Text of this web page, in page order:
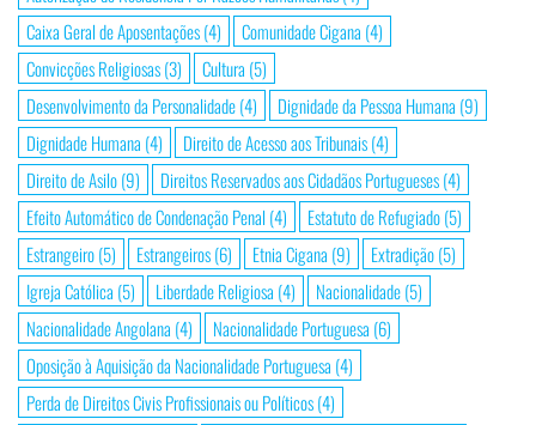
Caixa Geral de Aposentações(4) Comunidade Cigana (4)
Convicções Religiosas(3) Cultura (5)
Desenvolvimento da Personalidade(4) Dignidade da Pessoa Humana (9)
Dignidade Humana (4) Direito de Acesso aos Tribunais(4)
Direito de Asilo(9) Direitos Reservados aos Cidadãos Portugueses(4)
Efeito Automático de Condenação Penal (4) Estatuto de Refugiado(5)
Estrangeiro(5) Estrangeiros(6) Etnia Cigana (9) Extradição(5)
Igreja Católica (5) Liberdade Religiosa (4) Nacionalidade(5)
Nacionalidade Angolana (4) Nacionalidade Portuguesa (6)
Oposição à Aquisição da Nacionalidade Portuguesa (4)
Perda de Direitos Civis Profissionais ou Políticos(4)